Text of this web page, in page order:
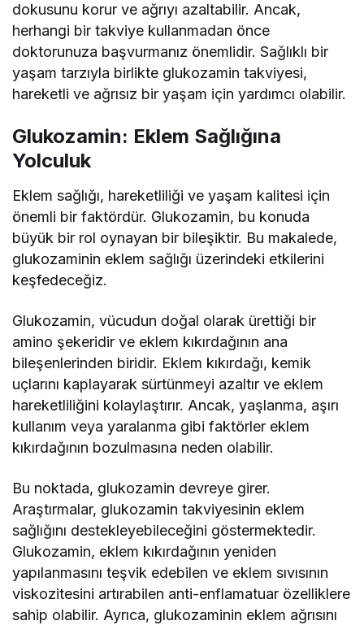
dokusunu korur ve ağrıyı azaltabilir. Ancak,
herhangi bir takviye kullanmadan önce
doktorunuza başvurmanız önemlidir. Sağlıklı bir
yaşam tarzıyla birlikte glukozamin takviyesi,
hareketli ve ağrısız bir yaşam için yardımcı olabilir.
Glukozamin: Eklem Sağlığına
Yolculuk
Eklem sağlığı, hareketliliği ve yaşam kalitesi için
önemli bir faktördür. Glukozamin, bu konuda
büyük bir rol oynayan bir bileşiktir. Bu makalede,
glukozaminin eklem sağlığı üzerindeki etkilerini
keşfedeceğiz.
Glukozamin, vücudun doğal olarak ürettiği bir
amino şekeridir ve eklem kıkırdağının ana
bileşenlerinden biridir. Eklem kıkırdağı, kemik
uçlarını kaplayarak sürtünmeyi azaltır ve eklem
hareketliliğini kolaylaştırır. Ancak, yaşlanma, aşırı
kullanım veya yaralanma gibi faktörler eklem
kıkırdağının bozulmasına neden olabilir.
Bu noktada, glukozamin devreye girer.
Araştırmalar, glukozamin takviyesinin eklem
sağlığını destekleyebileceğini göstermektedir.
Glukozamin, eklem kıkırdağının yeniden
yapılanmasını teşvik edebilen ve eklem sıvısının
viskozitesini artırabilen anti-enflamatuar özelliklere
sahip olabilir. Ayrıca, glukozaminin eklem ağrısını